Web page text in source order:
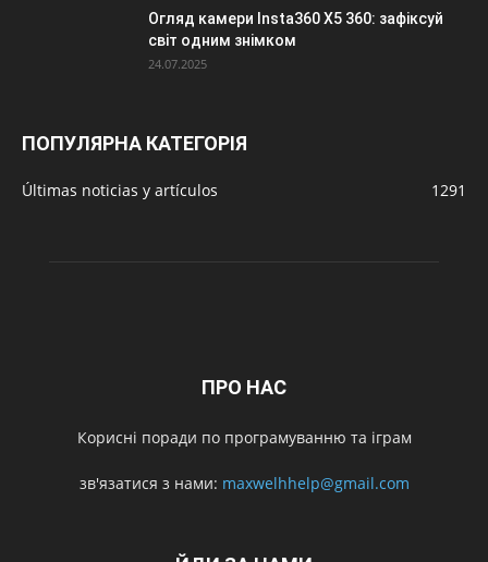
Огляд камери Insta360 X5 360: зафіксуй
світ одним знімком
24.07.2025
ПОПУЛЯРНА КАТЕГОРІЯ
Últimas noticias y artículos 1291
ПРО НАС
Корисні поради по програмуванню та іграм
зв'язатися з нами: maxwelhhelp@gmail.com